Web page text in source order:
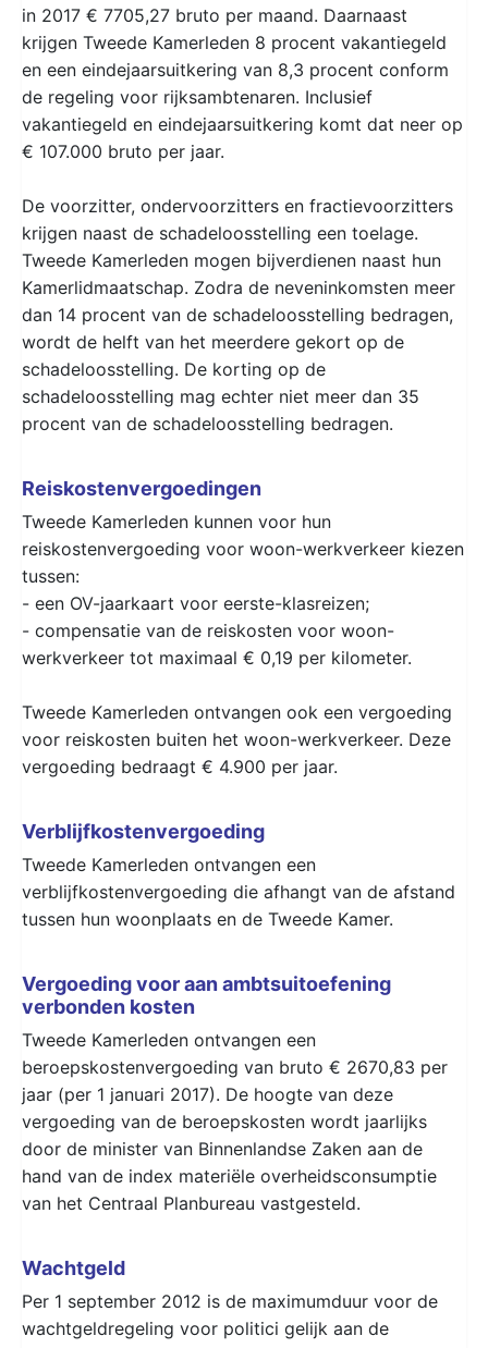
in 2017 € 7705,27 bruto per maand. Daarnaast
krijgen Tweede Kamerleden 8 procent vakantiegeld
en een eindejaarsuitkering van 8,3 procent conform
de regeling voor rijksambtenaren. Inclusief
vakantiegeld en eindejaarsuitkering komt dat neer op
€ 107.000 bruto per jaar.
De voorzitter, ondervoorzitters en fractievoorzitters
krijgen naast de schadeloosstelling een toelage.
Tweede Kamerleden mogen bijverdienen naast hun
Kamerlidmaatschap. Zodra de neveninkomsten meer
dan 14 procent van de schadeloosstelling bedragen,
wordt de helft van het meerdere gekort op de
schadeloosstelling. De korting op de
schadeloosstelling mag echter niet meer dan 35
procent van de schadeloosstelling bedragen.
Reiskostenvergoedingen
Tweede Kamerleden kunnen voor hun
reiskostenvergoeding voor woon-werkverkeer kiezen
tussen:
- een OV-jaarkaart voor eerste-klasreizen;
- compensatie van de reiskosten voor woon-
werkverkeer tot maximaal € 0,19 per kilometer.
Tweede Kamerleden ontvangen ook een vergoeding
voor reiskosten buiten het woon-werkverkeer. Deze
vergoeding bedraagt € 4.900 per jaar.
Verblijfkostenvergoeding
Tweede Kamerleden ontvangen een
verblijfkostenvergoeding die afhangt van de afstand
tussen hun woonplaats en de Tweede Kamer.
Vergoeding voor aan ambtsuitoefening
verbonden kosten
Tweede Kamerleden ontvangen een
beroepskostenvergoeding van bruto € 2670,83 per
jaar (per 1 januari 2017). De hoogte van deze
vergoeding van de beroepskosten wordt jaarlijks
door de minister van Binnenlandse Zaken aan de
hand van de index materiële overheidsconsumptie
van het Centraal Planbureau vastgesteld.
Wachtgeld
Per 1 september 2012 is de maximumduur voor de
wachtgeldregeling voor politici gelijk aan de